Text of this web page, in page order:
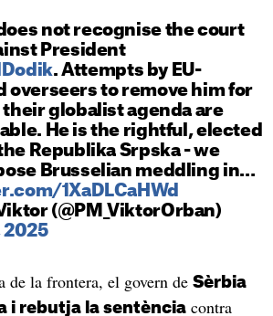
not recognise the court
President
. Attempts by EU-
overseers to remove him for
globalist agenda are
He is the rightful, elected
Republika Srpska - we
Brusselian meddling in…
1XaDLCaHWd
(@PM_ViktorOrban)
2025
de la frontera, el govern de Sèrbia
i rebutja la sentènciacontra